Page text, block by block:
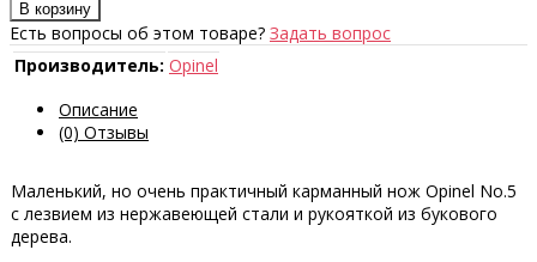
Есть вопросы об этом товаре? Задать вопрос
Производитель: Opinel
Описание
(0) Отзывы
Маленький, но очень практичный карманный нож Opinel No.5
с лезвием из нержавеющей стали и рукояткой из букового
дерева.